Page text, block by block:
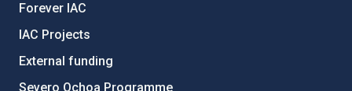
Forever IAC
IAC Projects
External funding
Severo Ochoa Programme